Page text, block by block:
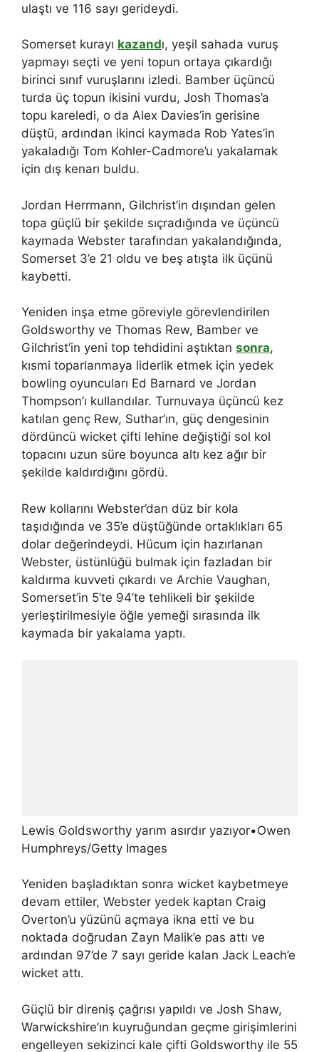
ulaştı ve 116 sayı gerideydi.
Somerset kurayı kazandı, yeşil sahada vuruş
yapmayı seçti ve yeni topun ortaya çıkardığı
birinci sınıf vuruşlarını izledi. Bamber üçüncü
turda üç topun ikisini vurdu, Josh Thomas’a
topu kareledi, o da Alex Davies’in gerisine
düştü, ardından ikinci kaymada Rob Yates’in
yakaladığı Tom Kohler-Cadmore’u yakalamak
için dış kenarı buldu.
Jordan Herrmann, Gilchrist’in dışından gelen
topa güçlü bir şekilde sıçradığında ve üçüncü
kaymada Webster tarafından yakalandığında,
Somerset 3’e 21 oldu ve beş atışta ilk üçünü
kaybetti.
Yeniden inşa etme göreviyle görevlendirilen
Goldsworthy ve Thomas Rew, Bamber ve
Gilchrist’in yeni top tehdidini aştıktan sonra,
kısmi toparlanmaya liderlik etmek için yedek
bowling oyuncuları Ed Barnard ve Jordan
Thompson’ı kullandılar. Turnuvaya üçüncü kez
katılan genç Rew, Suthar’ın, güç dengesinin
dördüncü wicket çifti lehine değiştiği sol kol
topacını uzun süre boyunca altı kez ağır bir
şekilde kaldırdığını gördü.
Rew kollarını Webster’dan düz bir kola
taşıdığında ve 35’e düştüğünde ortaklıkları 65
dolar değerindeydi. Hücum için hazırlanan
Webster, üstünlüğü bulmak için fazladan bir
kaldırma kuvveti çıkardı ve Archie Vaughan,
Somerset’in 5’te 94’te tehlikeli bir şekilde
yerleştirilmesiyle öğle yemeği sırasında ilk
kaymada bir yakalama yaptı.
Lewis Goldsworthy yarım asırdır yazıyor•Owen
Humphreys/Getty Images
Yeniden başladıktan sonra wicket kaybetmeye
devam ettiler, Webster yedek kaptan Craig
Overton’u yüzünü açmaya ikna etti ve bu
noktada doğrudan Zayn Malik’e pas attı ve
ardından 97’de 7 sayı geride kalan Jack Leach’e
wicket attı.
Güçlü bir direniş çağrısı yapıldı ve Josh Shaw,
Warwickshire’ın kuyruğundan geçme girişimlerini
engelleyen sekizinci kale çifti Goldsworthy ile 55